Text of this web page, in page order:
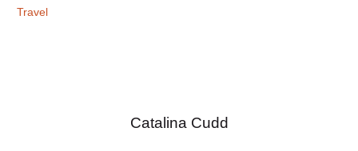
Travel
Catalina Cudd